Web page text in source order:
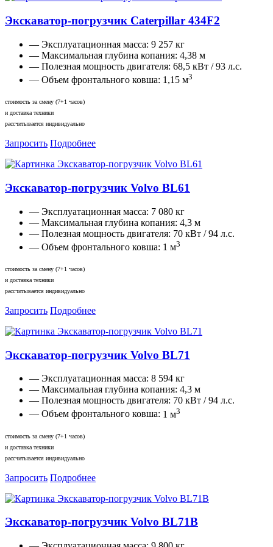
Экскаватор-погрузчик Caterpillar 434F2
— Эксплуатационная масса: 9 257 кг
— Максимальная глубина копания: 4,38 м
— Полезная мощность двигателя: 68,5 кВт / 93 л.с.
— Объем фронтального ковша: 1,15 м3
стоимость за смену (7+1 часов)
и доставка техники
рассчитывается индивидуально
Запросить Подробнее
Экскаватор-погрузчик Volvo BL61
— Эксплуатационная масса: 7 080 кг
— Максимальная глубина копания: 4,3 м
— Полезная мощность двигателя: 70 кВт / 94 л.с.
— Объем фронтального ковша: 1 м3
стоимость за смену (7+1 часов)
и доставка техники
рассчитывается индивидуально
Запросить Подробнее
Экскаватор-погрузчик Volvo BL71
— Эксплуатационная масса: 8 594 кг
— Максимальная глубина копания: 4,3 м
— Полезная мощность двигателя: 70 кВт / 94 л.с.
— Объем фронтального ковша: 1 м3
стоимость за смену (7+1 часов)
и доставка техники
рассчитывается индивидуально
Запросить Подробнее
Экскаватор-погрузчик Volvo BL71B